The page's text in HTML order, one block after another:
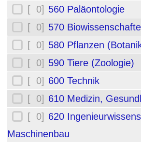
[ 0] 560 Paläontologie
[ 0] 570
[ 0] 580 Pflanzen
[ 0] 590 Tiere (Zoologie)
[ 0] 600 Technik
[ 0] 610 Medizin,
[ 0] 620
Maschinenbau